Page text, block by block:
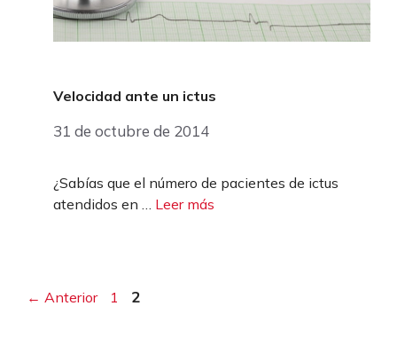
Velocidad ante un ictus
31 de octubre de 2014
¿Sabías que el número de pacientes de ictus
atendidos en … Leer más
← Anterior Página
1 Página
2